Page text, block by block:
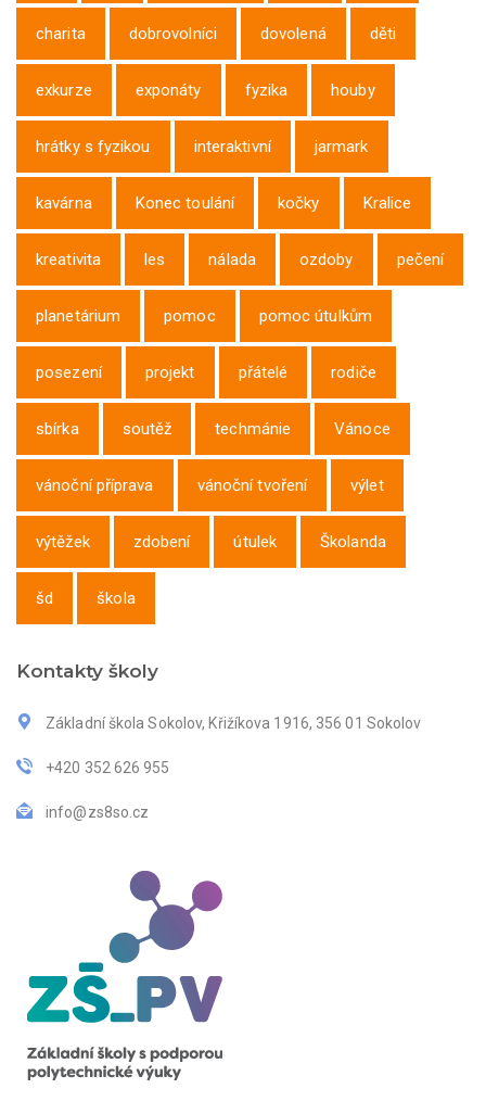
charita dobrovolníci dovolená děti
exkurze exponáty fyzika houby
hrátky s fyzikou interaktivní jarmark
kavárna Konec toulání kočky Kralice
kreativita les nálada ozdoby pečení
planetárium pomoc pomoc útulkům
posezení projekt přátelé rodiče
sbírka soutěž techmánie Vánoce
vánoční příprava vánoční tvoření výlet
výtěžek zdobení útulek Školanda
šd škola
Kontakty školy
Základní škola Sokolov, Křižíkova 1916, 356 01 Sokolov
+420 352 626 955
info@zs8so.cz